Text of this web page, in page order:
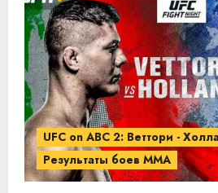
UFC on ABC 2: Веттори -
Результаты боев MMA